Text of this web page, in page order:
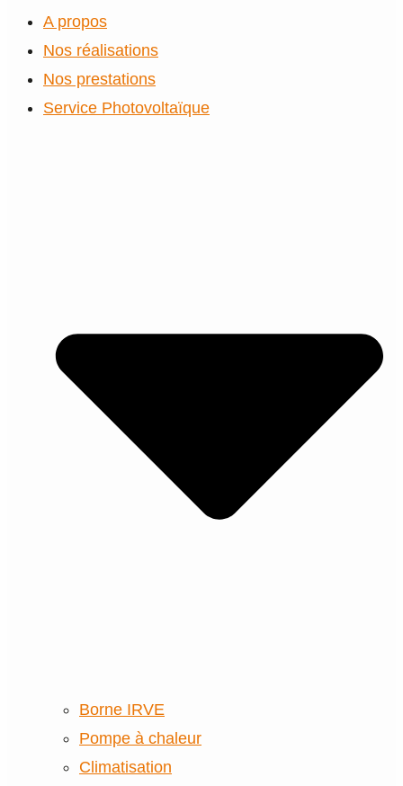
A propos
Nos réalisations
Nos prestations
Service Photovoltaïque
Borne IRVE
Pompe à chaleur
Climatisation